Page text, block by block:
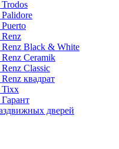
Black & White
Ceramik
Classic
квадрат
Tixx
дверей